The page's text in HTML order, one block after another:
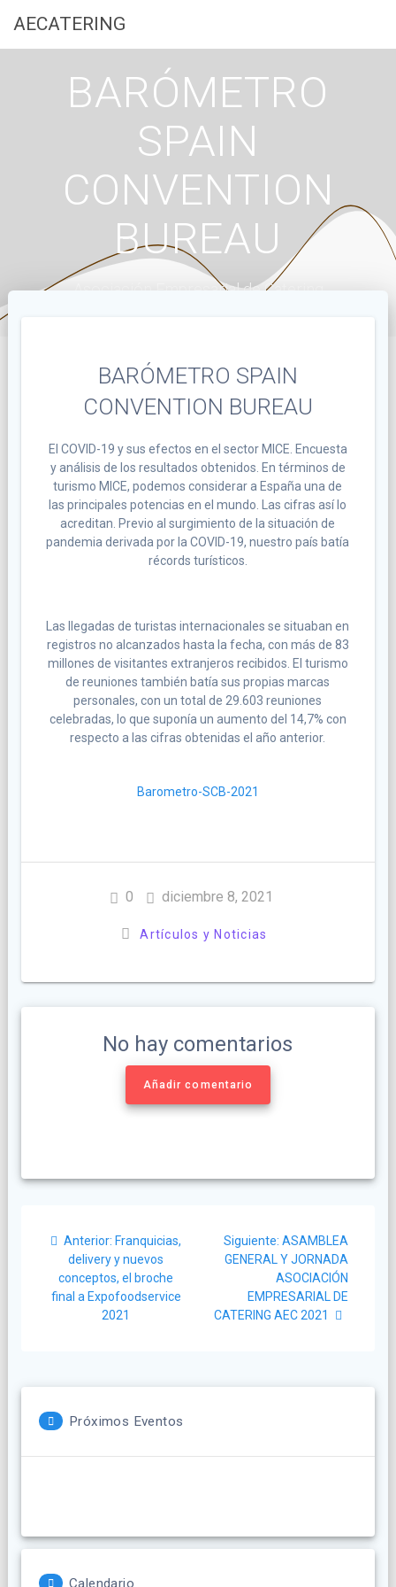
AECATERING
BARÓMETRO
SPAIN
CONVENTION
BUREAU
Asociación Empresarial de Catering
BARÓMETRO SPAIN
CONVENTION BUREAU
El COVID-19 y sus efectos en el sector MICE. Encuesta
y análisis de los resultados obtenidos. En términos de
turismo MICE, podemos considerar a España una de
las principales potencias en el mundo. Las cifras así lo
acreditan. Previo al surgimiento de la situación de
pandemia derivada por la COVID-19, nuestro país batía
récords turísticos.
Las llegadas de turistas internacionales se situaban en
registros no alcanzados hasta la fecha, con más de 83
millones de visitantes extranjeros recibidos. El turismo
de reuniones también batía sus propias marcas
personales, con un total de 29.603 reuniones
celebradas, lo que suponía un aumento del 14,7% con
respecto a las cifras obtenidas el año anterior.
Barometro-SCB-2021
0 diciembre 8, 2021
Artículos y Noticias
No hay comentarios
Añadir comentario
entradas
Anterior: Post
anterior:
Franquicias,
delivery y nuevos
conceptos, el broche
final a Expofoodservice
2021
Siguiente: Siguiente
post:
ASAMBLEA
GENERAL Y JORNADA
ASOCIACIÓN
EMPRESARIAL DE
CATERING AEC 2021
Próximos Eventos
Calendario